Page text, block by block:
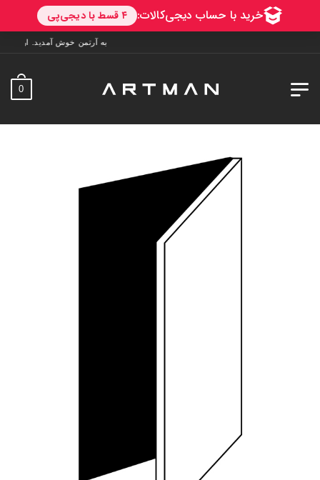
به آرتمن خوش آمدید. ارسال به سراسر ایران. 7 روز فرصت تست در
0